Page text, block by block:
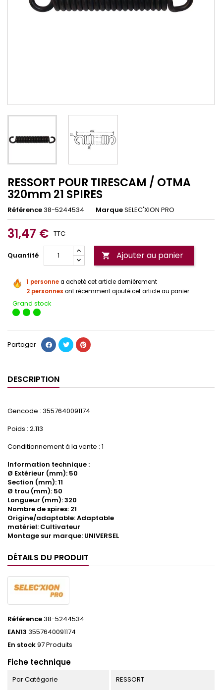
RESSORT POUR TIRESCAM / OTMA
320mm 21 SPIRES
Référence38-5244534 MarqueSELEC'XION PRO
31,47 € TTC
Quantité  Ajouter au panier
1 personnea acheté cet article dernièrement
2 personnes ont récemment ajouté cet article au panier
Grand stock
Partager
DESCRIPTION
Gencode : 3557640091174
Poids : 2.113
Conditionnement à la vente : 1
Information technique :
Ø Extérieur (mm): 50
Section (mm): 11
Ø trou (mm): 50
Longueur (mm): 320
Nombre de spires: 21
Origine/adaptable: Adaptable
matériel: Cultivateur
Montage sur marque: UNIVERSEL
DÉTAILS DU PRODUIT
Référence38-5244534
EAN13 3557640091174
En stock97 Produits
Fiche technique
Par Catégorie RESSORT